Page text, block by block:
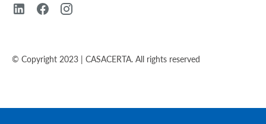
© Copyright 2023 | CASACERTA. All rights reserved